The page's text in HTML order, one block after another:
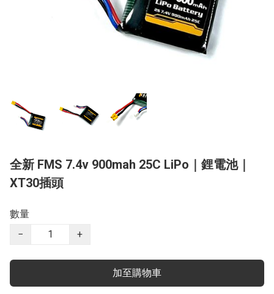
全新 FMS 7.4v 900mah 25C LiPo｜鋰電池｜
XT30插頭
數量
−
+
加至購物車